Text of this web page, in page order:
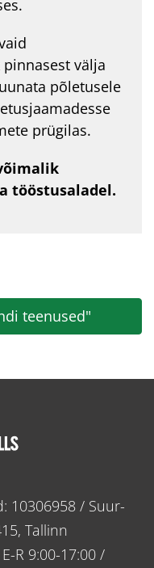
välja
põletusele
prügilas.
tööstusaladel.
teenused"
10306958 / Suur-
Tallinn
R 9:00-17:00 /